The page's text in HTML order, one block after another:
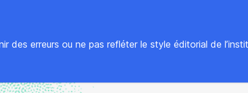
des erreurs ou ne pas refléter le style éditorial de